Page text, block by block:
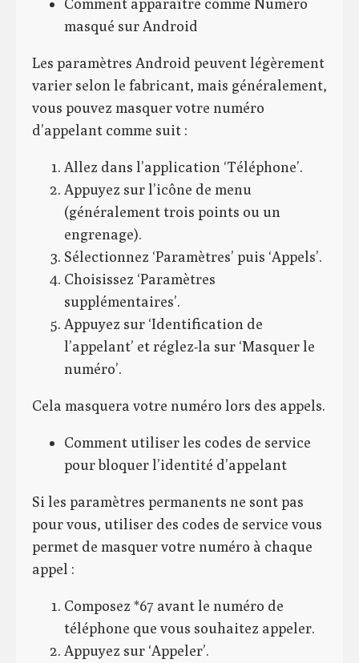
Comment apparaître comme Numéro
masqué sur Android
Les paramètres Android peuvent légèrement
varier selon le fabricant, mais généralement,
vous pouvez masquer votre numéro
d’appelant comme suit :
Allez dans l’application ‘Téléphone’.
Appuyez sur l’icône de menu
(généralement trois points ou un
engrenage).
Sélectionnez ‘Paramètres’ puis ‘Appels’.
Choisissez ‘Paramètres
supplémentaires’.
Appuyez sur ‘Identification de
l’appelant’ et réglez-la sur ‘Masquer le
numéro’.
Cela masquera votre numéro lors des appels.
Comment utiliser les codes de service
pour bloquer l’identité d’appelant
Si les paramètres permanents ne sont pas
pour vous, utiliser des codes de service vous
permet de masquer votre numéro à chaque
appel :
Composez *67 avant le numéro de
téléphone que vous souhaitez appeler.
Appuyez sur ‘Appeler’.